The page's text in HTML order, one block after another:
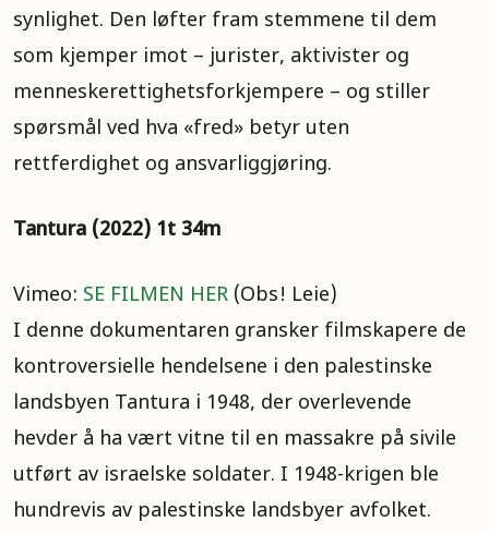
synlighet. Den løfter fram stemmene til dem
som kjemper imot – jurister, aktivister og
menneskerettighetsforkjempere – og stiller
spørsmål ved hva «fred» betyr uten
rettferdighet og ansvarliggjøring.
Tantura (2022) 1t 34m
Vimeo: SE FILMEN HER (Obs! Leie)
I denne dokumentaren gransker filmskapere de
kontroversielle hendelsene i den palestinske
landsbyen Tantura i 1948, der overlevende
hevder å ha vært vitne til en massakre på sivile
utført av israelske soldater. I 1948-krigen ble
hundrevis av palestinske landsbyer avfolket.